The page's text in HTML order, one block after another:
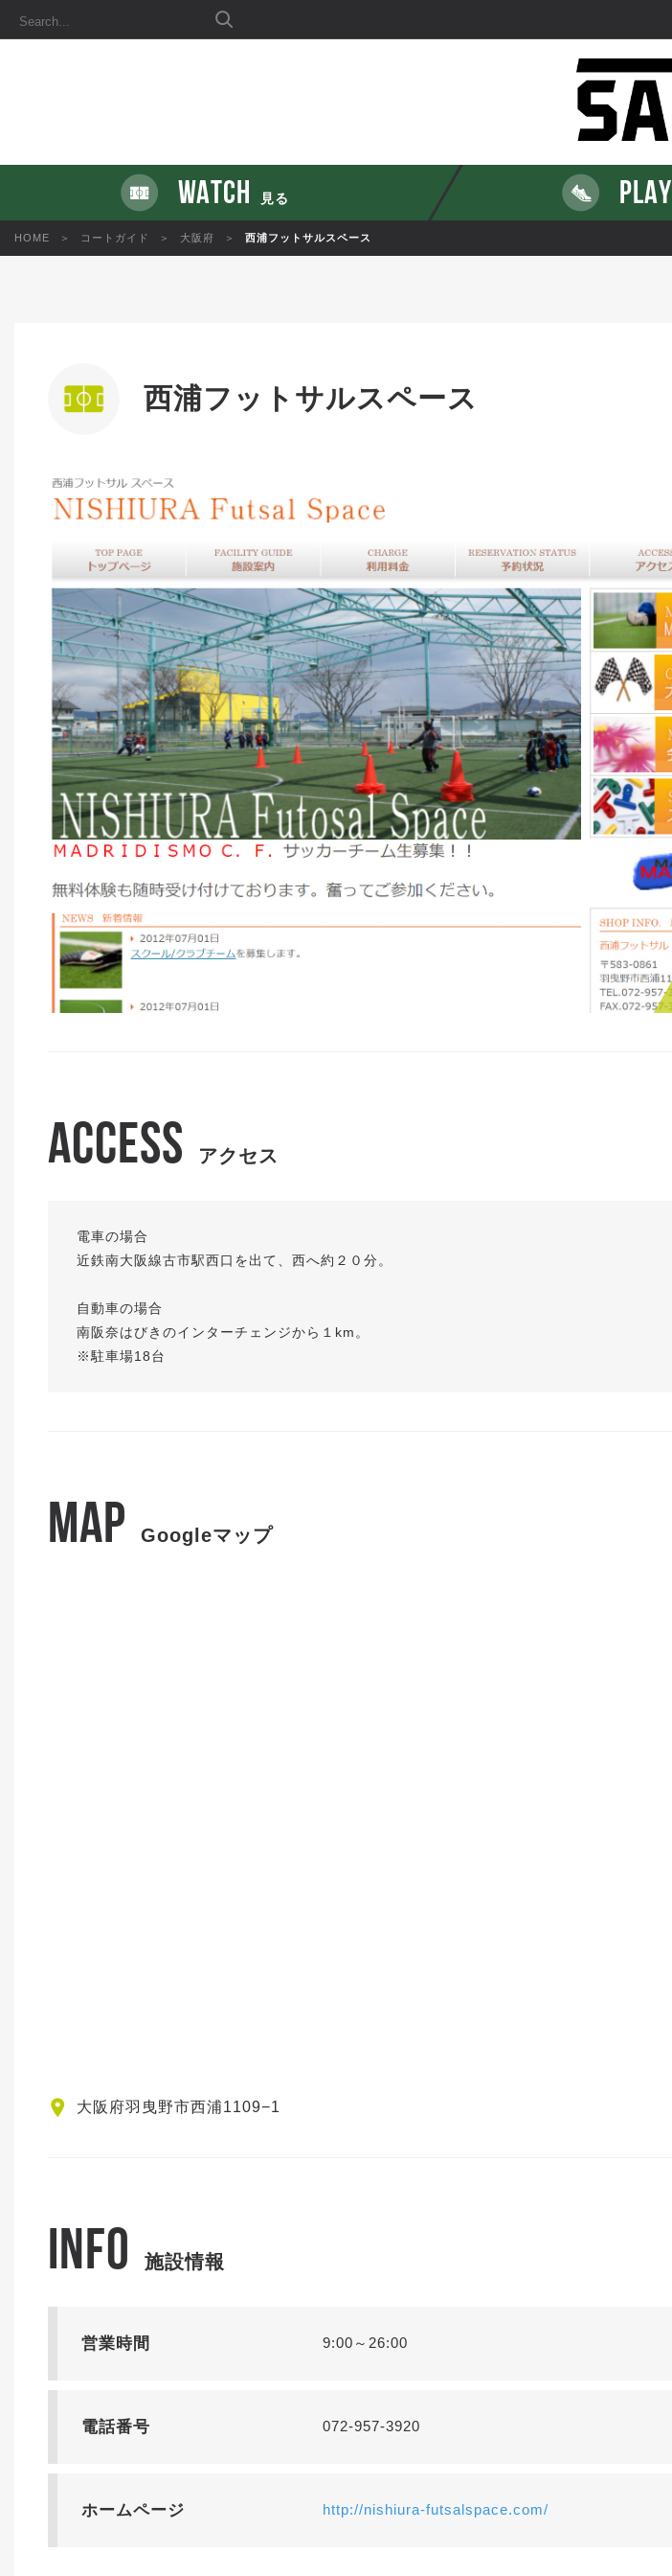
WATCH 見る PLAY
HOME コートガイド 大阪府 西浦フットサルスペース
西浦フットサルスペース
ACCESS アクセス
電車の場合
近鉄南大阪線古市駅西口を出て、西へ約２０分。
自動車の場合
南阪奈はびきのインターチェンジから１km。
※駐車場18台
MAP Googleマップ
大阪府羽曳野市西浦1109−1
INFO 施設情報
営業時間 9:00～26:00
電話番号 072-957-3920
ホームページ http://nishiura-futsalspace.com/